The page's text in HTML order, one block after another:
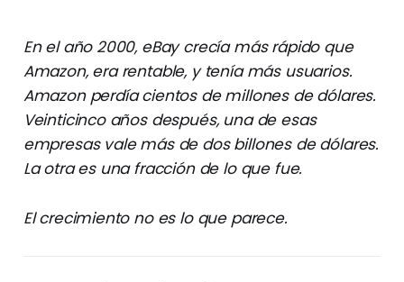
En el año 2000, eBay crecía más rápido que
Amazon, era rentable, y tenía más usuarios.
Amazon perdía cientos de millones de dólares.
Veinticinco años después, una de esas
empresas vale más de dos billones de dólares.
La otra es una fracción de lo que fue.
El crecimiento no es lo que parece.